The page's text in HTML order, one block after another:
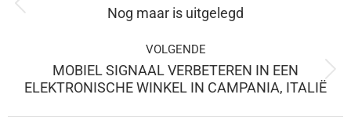
Vorige
Nog maar is uitgelegd
VOLGENDE
Volgende
bericht:
MOBIEL SIGNAAL VERBETEREN IN EEN
ELEKTRONISCHE WINKEL IN CAMPANIA, ITALIË